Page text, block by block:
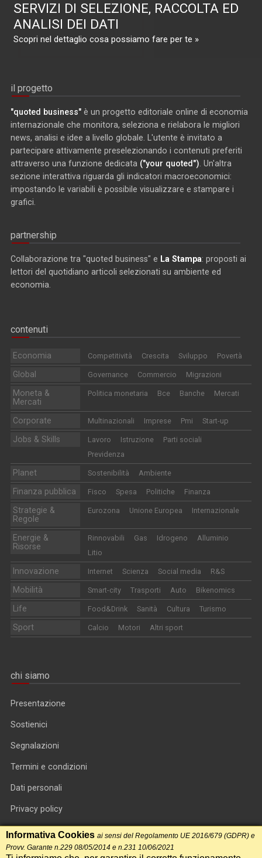
SERVIZI DI SELEZIONE, RACCOLTA ED
ANALISI DEI DATI
Scopri nel dettaglio cosa possiamo fare per te »
il progetto
"quoted business" è un progetto editoriale online di economia
internazionale che monitora, seleziona e rielabora le migliori
news, analisi e idee a livello globale. L'utente è invitato a
partecipare attivamente preselezionando i contenuti preferiti
attraverso una funzione dedicata ("your quoted") . Un'altra
sezione interattiva riguarda gli indicatori macroeconomici:
impostando le variabili è possibile visualizzare e stampare i
grafici.
partnership
Collaborazione tra "quoted business" e La Stampa: proposti ai
lettori del quotidiano articoli selezionati su ambiente ed
economia.
contenuti
Economia Competitività Crescita Sviluppo Povertà
Global Governance Commercio Migrazioni
Moneta &
Mercati
Politica monetaria Bce Banche Mercati
Corporate Multinazionali Imprese Pmi Start-up
Jobs & Skills Lavoro Istruzione
Parti sociali
Previdenza
Planet Sostenibilità Ambiente
Finanza pubblica Fisco Spesa Politiche Finanza
Strategie &
Regole
Eurozona Unione Europea Internazionale
Energie &
Risorse
Rinnovabili Gas Idrogeno
Alluminio
Litio
Innovazione Internet Scienza Social media R&S
Mobilità Smart-city Trasporti Auto Bikenomics
Life Food&Drink Sanità Cultura Turismo
Sport Calcio Motori Altri sport
chi siamo
Presentazione
Sostienici
Segnalazioni
Termini e condizioni
Dati personali
Privacy policy
Informativa cookie
RSS feed
Informativa Cookies ai sensi del Regolamento UE 2016/679 (GDPR) e
Provv. Garante n.229 08/05/2014 e n.231 10/06/2021